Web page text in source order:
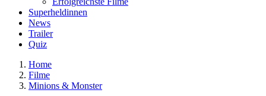
Superheldinnen
News
Trailer
Quiz
Home
Filme
Minions & Monster